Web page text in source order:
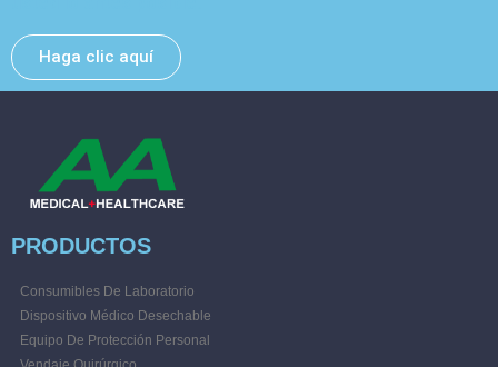
Haga clic aquí
PRODUCTOS
Consumibles De Laboratorio
Dispositivo Médico Desechable
Equipo De Protección Personal